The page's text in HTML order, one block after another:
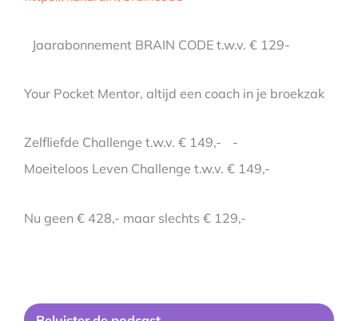
Jaarabonnement BRAIN CODE t.w.v. € 129-
Your Pocket Mentor, altijd een coach in je broekzak
Zelfliefde Challenge t.w.v. € 149,- -
Moeiteloos Leven Challenge t.w.v. € 149,-
Nu geen € 428,- maar slechts € 129,-